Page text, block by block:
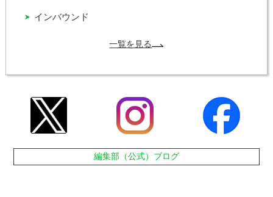
インバウンド
一覧を見る
編集部（公式）ブログ